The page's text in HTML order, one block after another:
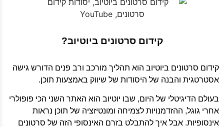
קידום סרטונים ביוטיוב?
קידום סרטונים ביוטיוב הוא תהליך מורכב ורב פנים הדורש גישה
אסטרטגית והבנה של היסודות של שיווק באמצעות תוכן.
בעולם הדיגיטלי של היום, שבו יוטיוב הוא האתר השני הכי פופולרי
אחרי גוגל, ההזדמנויות לצמיחה ומונטיזציה של תוכן נראות
אינסופיות. אבל איך להתבלט בזרם האינסופי הזה של סרטונים